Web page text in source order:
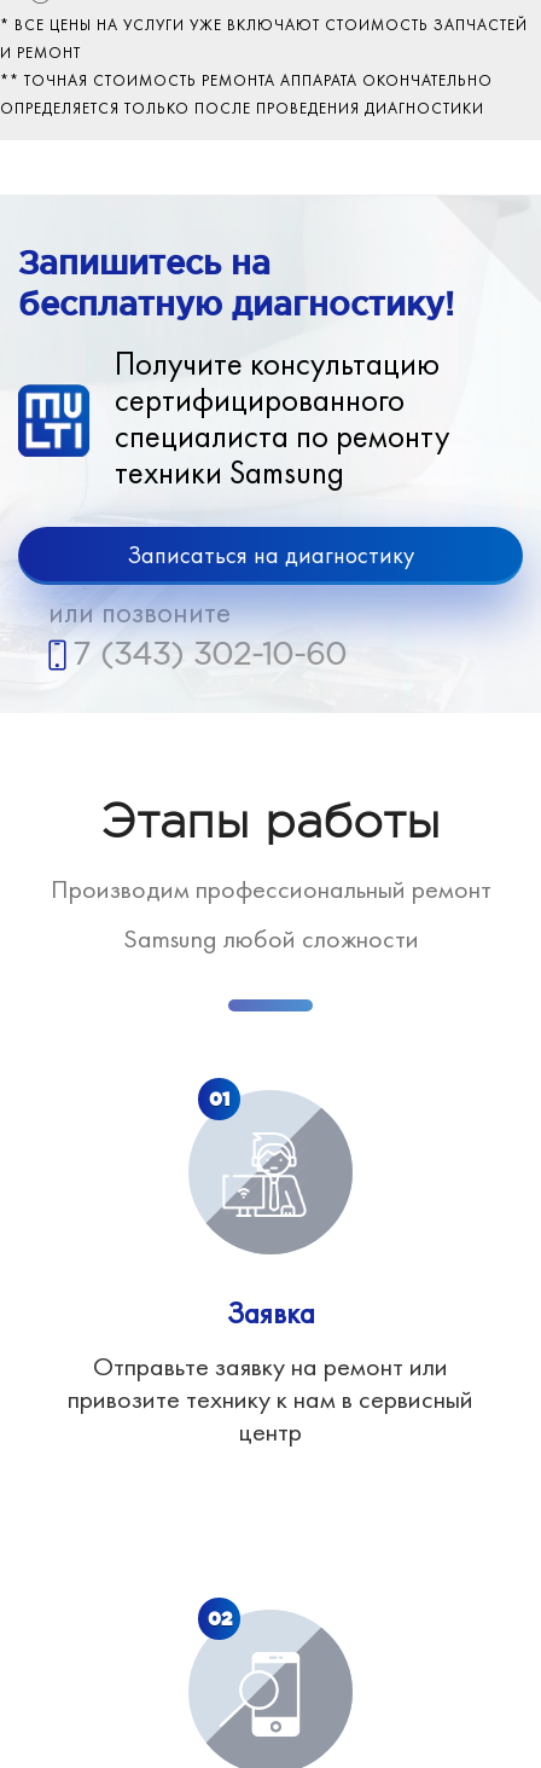
* ВСЕ ЦЕНЫ НА УСЛУГИ УЖЕ ВКЛЮЧАЮТ СТОИМОСТЬ ЗАПЧАСТЕЙ
И РЕМОНТ
** ТОЧНАЯ СТОИМОСТЬ РЕМОНТА АППАРАТА ОКОНЧАТЕЛЬНО
ОПРЕДЕЛЯЕТСЯ ТОЛЬКО ПОСЛЕ ПРОВЕДЕНИЯ ДИАГНОСТИКИ
Запишитесь на
бесплатную диагностику!
Получите консультацию
сертифицированного
специалиста по ремонту
техники Samsung
Записаться на диагностику
или позвоните
7 (343) 302-10-60
Этапы работы
Производим профессиональный ремонт
Samsung любой сложности
01
Заявка
Отправьте заявку на ремонт или
привозите технику к нам в сервисный
центр
02